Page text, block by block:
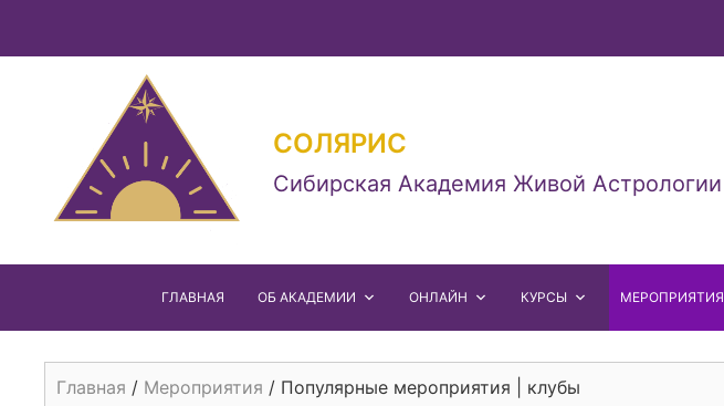
СОЛЯРИС
Сибирская Академия Живой Астрологии
ГЛАВНАЯ ОБ АКАДЕМИИ ОНЛАЙН КУРСЫ МЕРОПРИЯТИЯ
Главная / Мероприятия / Популярные мероприятия | клубы